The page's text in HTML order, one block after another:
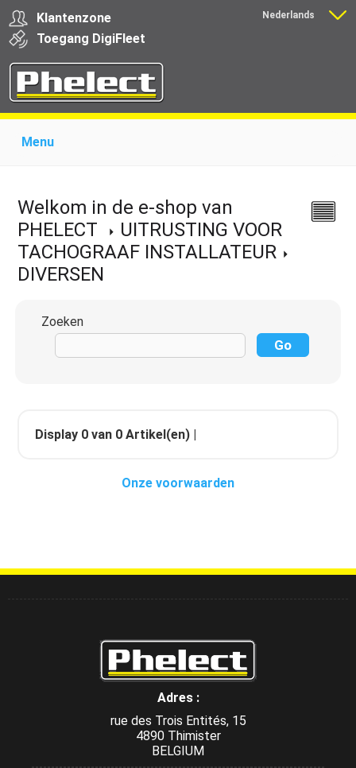
Klantenzone
Toegang DigiFleet
Nederlands
Menu
Producten voor transporteurs
Opleiding
Nieuws
Ondersteuning
Download Links Contact
Welkom in de e-shop van
PHELECT
UITRUSTING VOOR
TACHOGRAAF INSTALLATEUR
DIVERSEN
Zoeken
Display 0 van 0 Artikel(en) |
Onze voorwaarden
Adres :
rue des Trois Entités, 15
4890 Thimister
BELGIUM